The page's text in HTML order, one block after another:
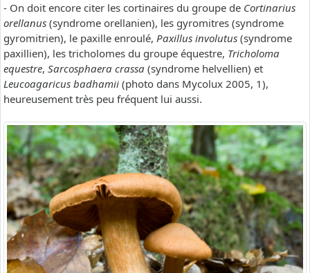
- On doit encore citer les cortinaires du groupe de Cortinarius
orellanus (syndrome orellanien), les gyromitres (syndrome
gyromitrien), le paxille enroulé, Paxillus involutus (syndrome
paxillien), les tricholomes du groupe équestre, Tricholoma
equestre, Sarcosphaera crassa (syndrome helvellien) et
Leucoagaricus badhamii (photo dans Mycolux 2005, 1),
heureusement très peu fréquent lui aussi.